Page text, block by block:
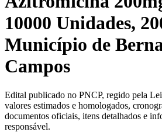
10000 Unidades,
Município de
Campos
Edital publicado no PNCP, regido pela
valores estimados e homologados,
documentos oficiais, itens detalhados e
responsável.